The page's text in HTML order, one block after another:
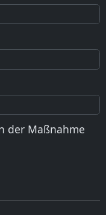
der Maßnahme